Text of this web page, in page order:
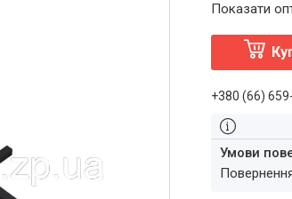
Показати
+380 (66)